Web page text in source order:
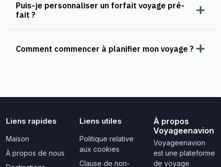
Puis-je personnaliser un forfait voyage pré-
fait ?
Comment commencer à planifier mon voyage ?
Liens rapides
Maison
À propos de nous
Liens utiles
Politique relative
aux cookies
Clause de non-
À propos
Voyageenavion
Voyageenavion
est une plateforme
de voyage